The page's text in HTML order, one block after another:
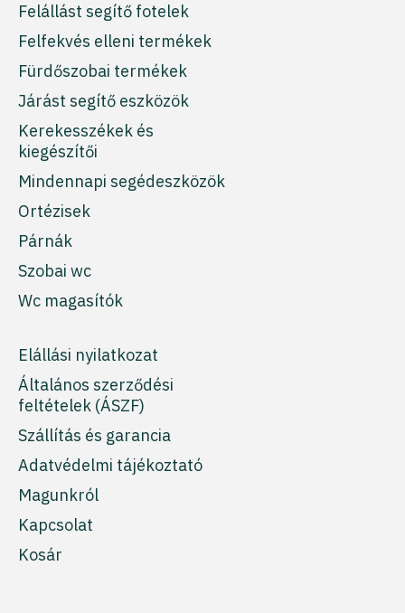
Felállást segítő fotelek
Felfekvés elleni termékek
Fürdőszobai termékek
Járást segítő eszközök
Kerekesszékek és
kiegészítői
Mindennapi segédeszközök
Ortézisek
Párnák
Szobai wc
Wc magasítók
Elállási nyilatkozat
Általános szerződési
feltételek (ÁSZF)
Szállítás és garancia
Adatvédelmi tájékoztató
Magunkról
Kapcsolat
Kosár